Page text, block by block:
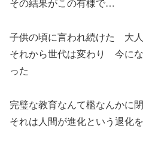
子供の頃に言われ続けた 大
それから世代は変わり 今に
った
完璧な教育なんて檻なんかに
それは人間が進化という退化